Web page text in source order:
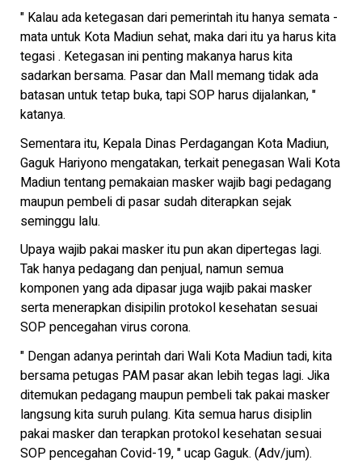
" Kalau ada ketegasan dari pemerintah itu hanya semata -
mata untuk Kota Madiun sehat, maka dari itu ya harus kita
tegasi . Ketegasan ini penting makanya harus kita
sadarkan bersama. Pasar dan Mall memang tidak ada
batasan untuk tetap buka, tapi SOP harus dijalankan, "
katanya.
Sementara itu, Kepala Dinas Perdagangan Kota Madiun,
Gaguk Hariyono mengatakan, terkait penegasan Wali Kota
Madiun tentang pemakaian masker wajib bagi pedagang
maupun pembeli di pasar sudah diterapkan sejak
seminggu lalu.
Upaya wajib pakai masker itu pun akan dipertegas lagi.
Tak hanya pedagang dan penjual, namun semua
komponen yang ada dipasar juga wajib pakai masker
serta menerapkan disipilin protokol kesehatan sesuai
SOP pencegahan virus corona.
" Dengan adanya perintah dari Wali Kota Madiun tadi, kita
bersama petugas PAM pasar akan lebih tegas lagi. Jika
ditemukan pedagang maupun pembeli tak pakai masker
langsung kita suruh pulang. Kita semua harus disiplin
pakai masker dan terapkan protokol kesehatan sesuai
SOP pencegahan Covid-19, " ucap Gaguk. (Adv/jum).